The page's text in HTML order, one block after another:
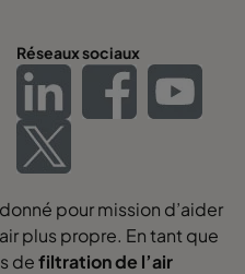
Réseaux sociaux
pour mission d’aider
plus propre. En tant que
defiltration de l’air